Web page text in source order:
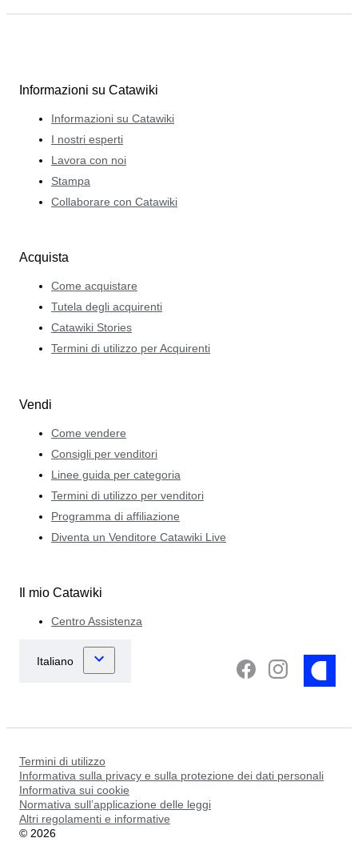
Informazioni su Catawiki
Informazioni su Catawiki
I nostri esperti
Lavora con noi
Stampa
Collaborare con Catawiki
Acquista
Come acquistare
Tutela degli acquirenti
Catawiki Stories
Termini di utilizzo per Acquirenti
Vendi
Come vendere
Consigli per venditori
Linee guida per categoria
Termini di utilizzo per venditori
Programma di affiliazione
Diventa un Venditore Catawiki Live
Il mio Catawiki
Centro Assistenza
Termini di utilizzo
Informativa sulla privacy e sulla protezione dei dati personali
Informativa sui cookie
Normativa sull’applicazione delle leggi
Altri regolamenti e informative
© 2026